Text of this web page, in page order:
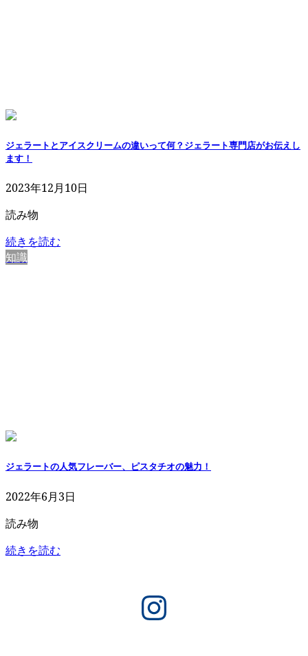
ジェラートとアイスクリームの違いって何？ジェラート専門店がお伝えし
ます！
2023年12月10日
読み物
続きを読む
知識
ジェラートの人気フレーバー、ピスタチオの魅力！
2022年6月3日
読み物
続きを読む
Instagram